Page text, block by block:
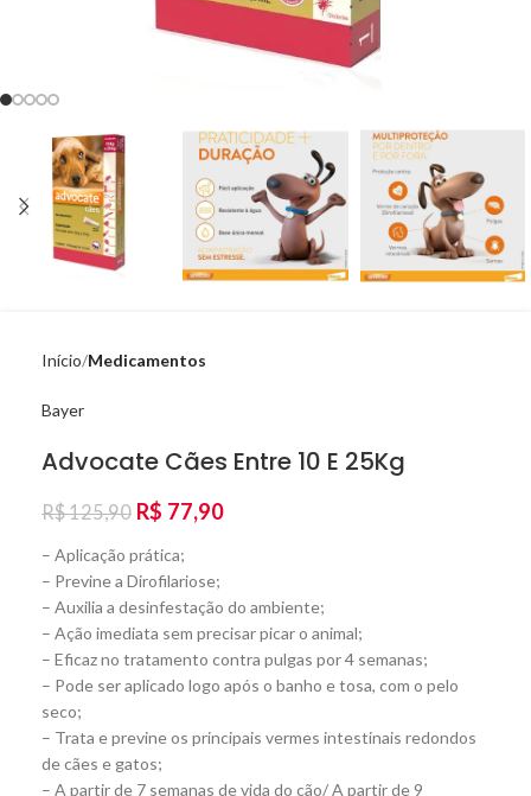
Início Medicamentos
Bayer
Advocate Cães Entre 10 E 25Kg
R$125,90 R$ 77,90
– Aplicação prática;
– Previne a Dirofilariose;
– Auxilia a desinfestação do ambiente;
– Ação imediata sem precisar picar o animal;
– Eficaz no tratamento contra pulgas por 4 semanas;
– Pode ser aplicado logo após o banho e tosa, com o pelo
seco;
– Trata e previne os principais vermes intestinais redondos
de cães e gatos;
– A partir de 7 semanas de vida do cão/ A partir de 9